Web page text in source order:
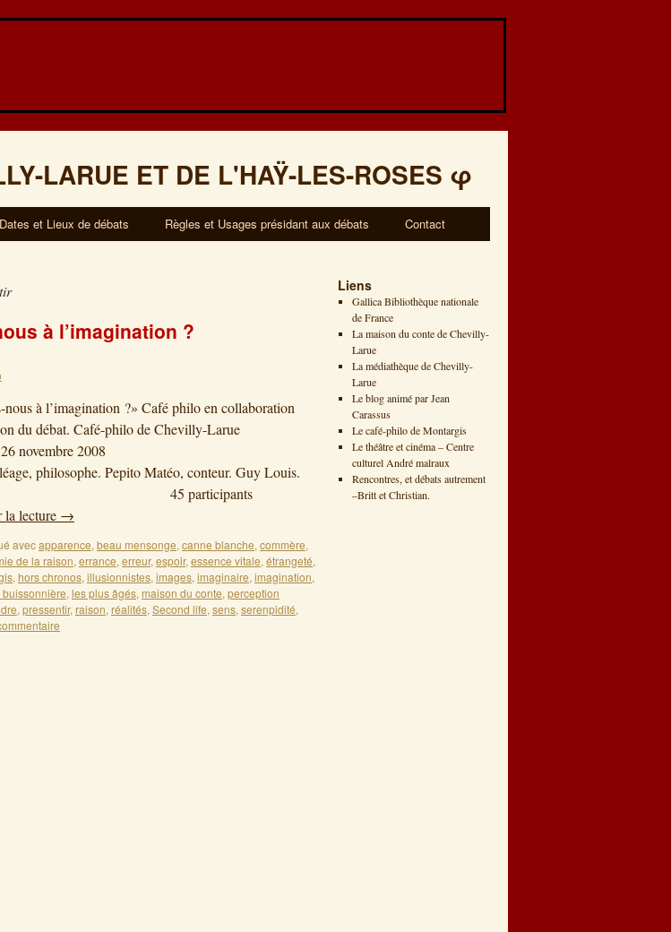
LARUE ET DE L'HAŸ-LES-ROSES φ
et Lieux de débats Règles et Usages présidant aux débats Contact
à l’imagination ?
à l’imagination ?» Café philo en collaboration
du débat. Café-philo de Chevilly-Larue
2008
philosophe. Pepito Matéo, conteur. Guy Louis.
Sergent 45 participants
la lecture →
avecapparence, beau mensonge, canne blanche, commère,
de la raison, errance, erreur, espoir, essence vitale, étrangeté,
, hors chronos, illusionnistes, images, imaginaire, imagination,
, les plus âgés, maison du conte, perception
, pressentir, raison, réalités, Second life, sens, serenpidité,
Liens
Gallica Bibliothèque nationale
de France
La maison du conte de Chevilly-
Larue
La médiathèque de Chevilly-
Larue
Le blog animé par Jean
Carassus
Le café-philo de Montargis
Le théâtre et cinéma – Centre
culturel André malraux
Rencontres, et débats autrement
–Britt et Christian.